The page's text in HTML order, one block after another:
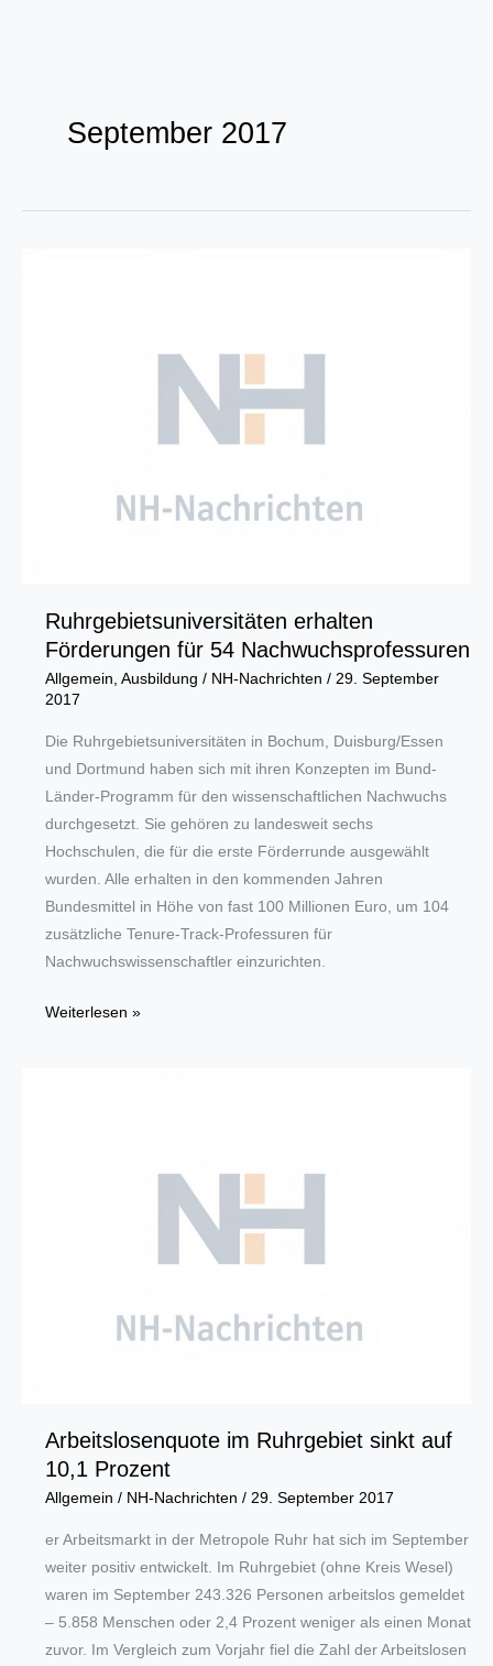
September 2017
Ruhrgebietsuniversitäten erhalten
Förderungen für 54 Nachwuchsprofessuren
Allgemein Ausbildung / NH-Nachrichten / 29. September
2017
Die Ruhrgebietsuniversitäten in Bochum, Duisburg/Essen
und Dortmund haben sich mit ihren Konzepten im Bund-
Länder-Programm für den wissenschaftlichen Nachwuchs
durchgesetzt. Sie gehören zu landesweit sechs
Hochschulen, die für die erste Förderrunde ausgewählt
wurden. Alle erhalten in den kommenden Jahren
Bundesmittel in Höhe von fast 100 Millionen Euro, um 104
zusätzliche Tenure-Track-Professuren für
Nachwuchswissenschaftler einzurichten.
Ruhrgebietsuniversitäten
Weiterlesen »
Arbeitslosenquote im Ruhrgebiet sinkt auf
10,1 Prozent
Allgemein / NH-Nachrichten / 29. September 2017
er Arbeitsmarkt in der Metropole Ruhr hat sich im September
weiter positiv entwickelt. Im Ruhrgebiet (ohne Kreis Wesel)
waren im September 243.326 Personen arbeitslos gemeldet
– 5.858 Menschen oder 2,4 Prozent weniger als einen Monat
zuvor. Im Vergleich zum Vorjahr fiel die Zahl der Arbeitslosen